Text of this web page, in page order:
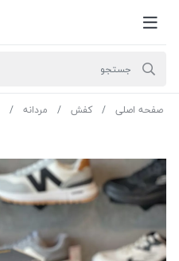
صفحه اصلی کفش مردانه